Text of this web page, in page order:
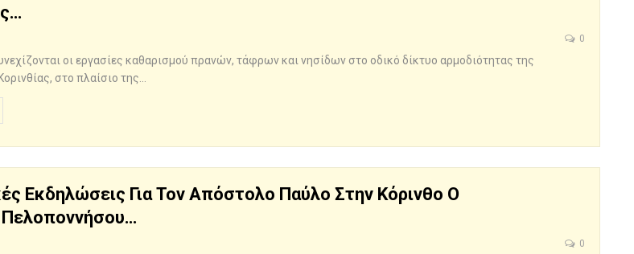
0
οι εργασίες καθαρισμού πρανών, τάφρων και νησίδων στο οδικό δίκτυο αρμοδιότητας της
στο πλαίσιο της…
Εκδηλώσεις Για Τον Απόστολο Παύλο Στην Κόρινθο Ο
Πελοποννήσου…
0